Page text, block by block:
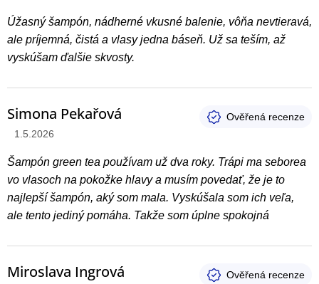
Úžasný šampón, nádherné vkusné balenie, vôňa nevtieravá,
ale príjemná, čistá a vlasy jedna báseň. Už sa teším, až
vyskúšam ďalšie skvosty.
Simona Pekařová
Hodnotenie produktu je 5 z 5 hviezdičiek.
1.5.2026
Šampón green tea používam už dva roky. Trápi ma seborea
vo vlasoch na pokožke hlavy a musím povedať, že je to
najlepší šampón, aký som mala. Vyskúšala som ich veľa,
ale tento jediný pomáha. Takže som úplne spokojná
Miroslava Ingrová